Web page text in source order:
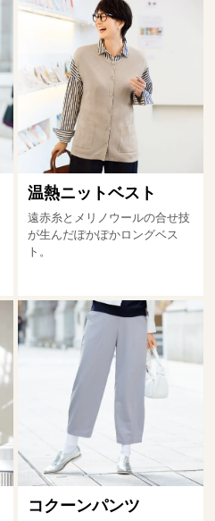
温熱ニットベスト
遠赤糸とメリノウールの合せ技
が生んだぽかぽかロングベス
ト。
コクーンパンツ